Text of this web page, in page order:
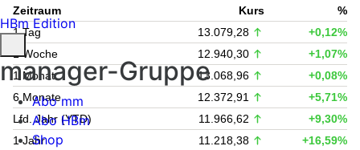
Zeitraum Kurs
%
1 Tag
13.079,28
+0,12%
1 Woche
12.940,30
+1,07%
1 Monat
13.068,96
+0,08%
6 Monate
12.372,91
+5,71%
Lfd. Jahr (YTD)
11.966,62
+9,30%
1 Jahr
11.218,38
+16,59%
HBm Edition
manager-Gruppe
Abo mm
Abo HBm
Shop